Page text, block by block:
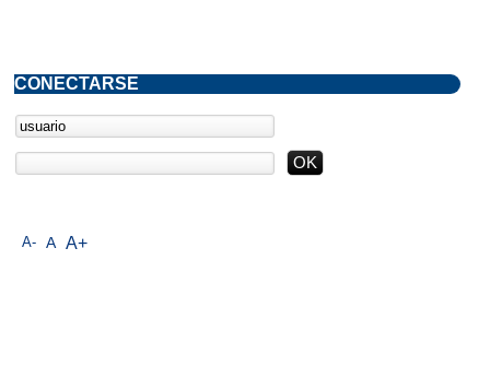
A- A A+
CONECTARSE